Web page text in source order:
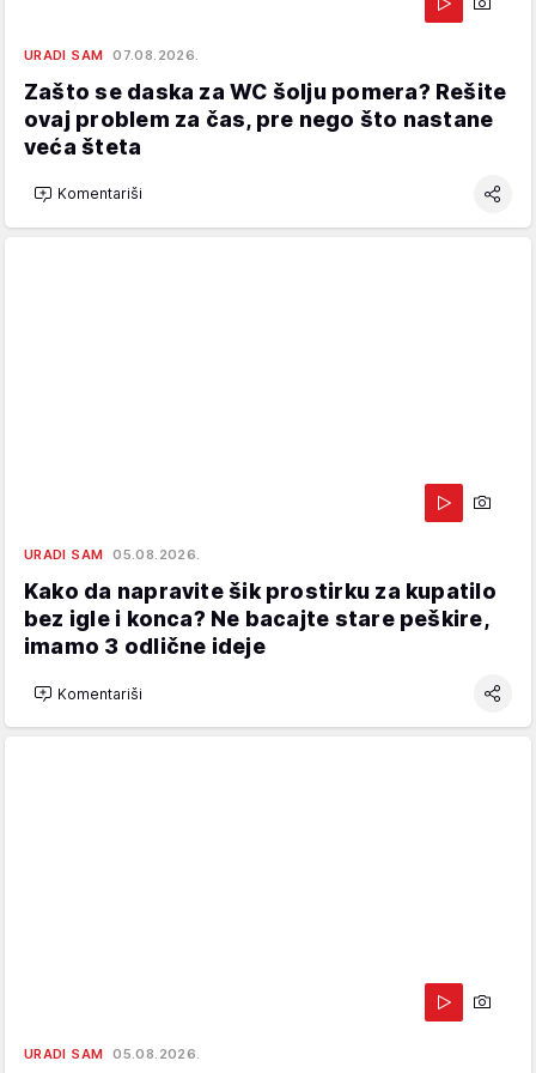
URADI SAM 07.08.2026.
Zašto se daska za WC šolju pomera? Rešite
ovaj problem za čas, pre nego što nastane
veća šteta
Komentariši
URADI SAM 05.08.2026.
Kako da napravite šik prostirku za kupatilo
bez igle i konca? Ne bacajte stare peškire,
imamo 3 odlične ideje
Komentariši
URADI SAM 05.08.2026.